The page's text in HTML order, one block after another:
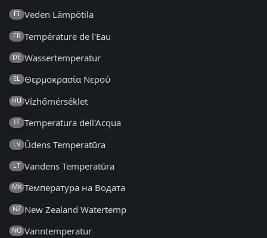
FI Veden Lämpötila
FR Température de l'Eau
DE Wassertemperatur
EL Θερμοκρασία Νερού
HU Vízhőmérséklet
IT Temperatura dell'Acqua
LV Ūdens Temperatūra
LT Vandens Temperatūra
MK Температура на Водата
NZ New Zealand Watertemp
NO Vanntemperatur